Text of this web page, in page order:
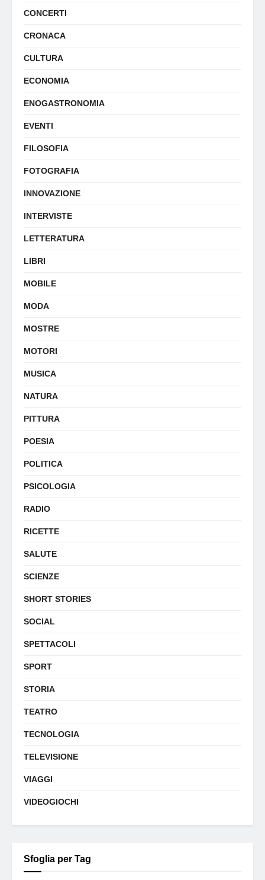
CONCERTI
CRONACA
CULTURA
ECONOMIA
ENOGASTRONOMIA
EVENTI
FILOSOFIA
FOTOGRAFIA
INNOVAZIONE
INTERVISTE
LETTERATURA
LIBRI
MOBILE
MODA
MOSTRE
MOTORI
MUSICA
NATURA
PITTURA
POESIA
POLITICA
PSICOLOGIA
RADIO
RICETTE
SALUTE
SCIENZE
SHORT STORIES
SOCIAL
SPETTACOLI
SPORT
STORIA
TEATRO
TECNOLOGIA
TELEVISIONE
VIAGGI
VIDEOGIOCHI
Sfoglia per Tag